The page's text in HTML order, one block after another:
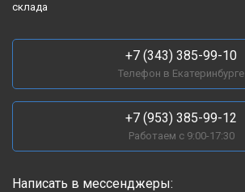
склада
+7 (343) 385-99-10
Телефон в Екатеринбурге
+7 (953) 385-99-12
Работаем с 9:00-17:30
Написать в мессенджеры: